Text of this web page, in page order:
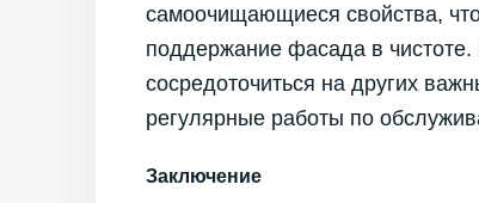
самоочищающиеся свойства,
поддержание фасада в
сосредоточиться на других
регулярные работы по
Заключение